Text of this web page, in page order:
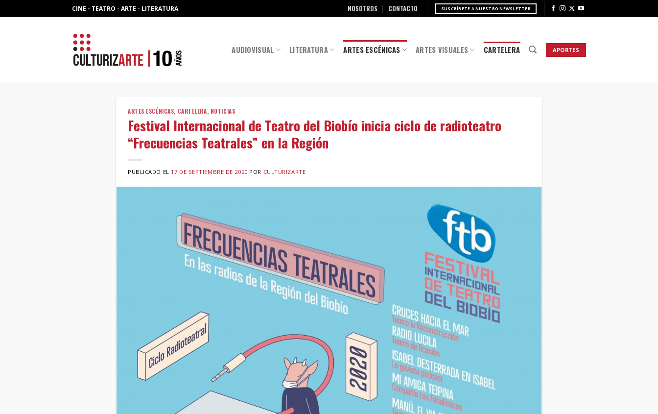
to
CINE - TEATRO - ARTE - LITERATURA NOSOTROS CONTACTO SUSCRÍBETE A NUESTRO NEWSLETTER
AUDIOVISUAL LITERATURA ARTES ESCÉNICAS ARTES VISUALES CARTELERA APORTES
ARTES ESCÉNICAS, CARTELERA, NOTICIAS
Festival Internacional de Teatro del Biobío inicia ciclo de radioteatro
“Frecuencias Teatrales” en la Región
PUBLICADO EL 17 DE SEPTIEMBRE DE 2020 POR CULTURIZARTE